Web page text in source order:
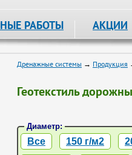
РАБОТЫ АКЦИИ
Дренажные системы → Продукция
Геотекстиль
Диаметр:
Все 150 г/м2